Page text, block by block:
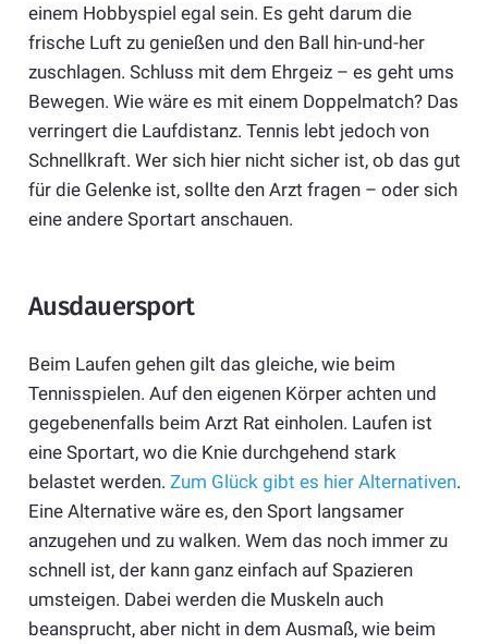
einem Hobbyspiel egal sein. Es geht darum die
frische Luft zu genießen und den Ball hin-und-her
zuschlagen. Schluss mit dem Ehrgeiz – es geht ums
Bewegen. Wie wäre es mit einem Doppelmatch? Das
verringert die Laufdistanz. Tennis lebt jedoch von
Schnellkraft. Wer sich hier nicht sicher ist, ob das gut
für die Gelenke ist, sollte den Arzt fragen – oder sich
eine andere Sportart anschauen.
Ausdauersport
Beim Laufen gehen gilt das gleiche, wie beim
Tennisspielen. Auf den eigenen Körper achten und
gegebenenfalls beim Arzt Rat einholen. Laufen ist
eine Sportart, wo die Knie durchgehend stark
belastet werden. Zum Glück gibt es hier Alternativen.
Eine Alternative wäre es, den Sport langsamer
anzugehen und zu walken. Wem das noch immer zu
schnell ist, der kann ganz einfach auf Spazieren
umsteigen. Dabei werden die Muskeln auch
beansprucht, aber nicht in dem Ausmaß, wie beim